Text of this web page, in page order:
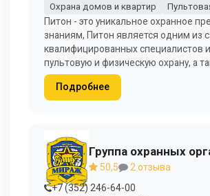
Охрана домов и квартир
Питон - это уникальное охранное
знаниям, Питон является одним из
квалифицированных специалистов
пультовую и физическую охрану, а
Подробнее
Группа охранных
50,5
2 отзыва
+7 (352) 246-64-00